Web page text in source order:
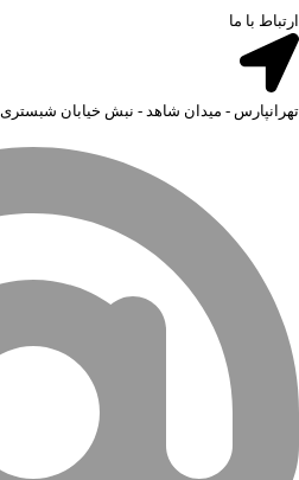
ارتباط با ما
تهرانپارس - میدان شاهد - نبش خیابان شبستری